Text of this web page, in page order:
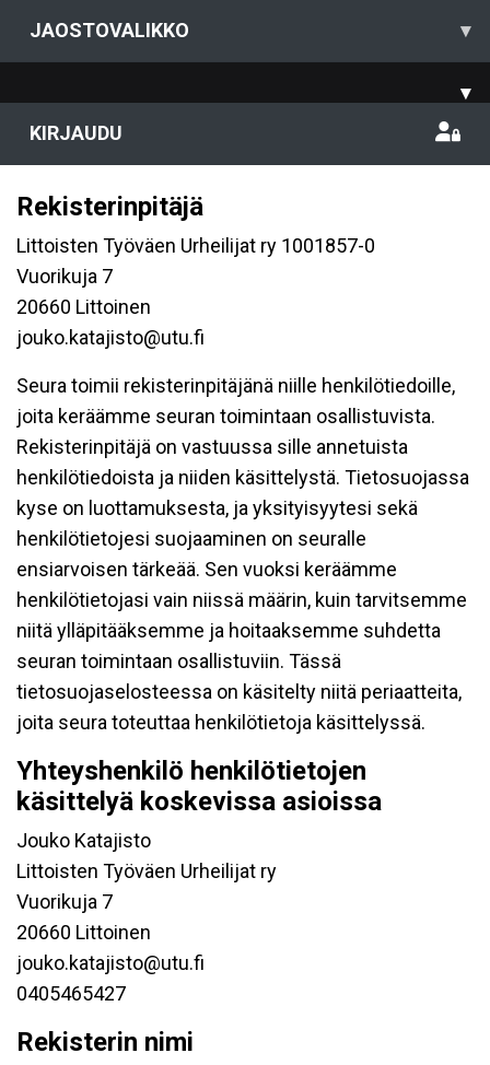
JAOSTOVALIKKO ▾
▾
KIRJAUDU
Rekisterinpitäjä
Littoisten Työväen Urheilijat ry 1001857-0
Vuorikuja 7
20660 Littoinen
jouko.katajisto@utu.fi
Seura toimii rekisterinpitäjänä niille henkilötiedoille,
joita keräämme seuran toimintaan osallistuvista.
Rekisterinpitäjä on vastuussa sille annetuista
henkilötiedoista ja niiden käsittelystä. Tietosuojassa
kyse on luottamuksesta, ja yksityisyytesi sekä
henkilötietojesi suojaaminen on seuralle
ensiarvoisen tärkeää. Sen vuoksi keräämme
henkilötietojasi vain niissä määrin, kuin tarvitsemme
niitä ylläpitääksemme ja hoitaaksemme suhdetta
seuran toimintaan osallistuviin. Tässä
tietosuojaselosteessa on käsitelty niitä periaatteita,
joita seura toteuttaa henkilötietoja käsittelyssä.
Yhteyshenkilö henkilötietojen
käsittelyä koskevissa asioissa
Jouko Katajisto
Littoisten Työväen Urheilijat ry
Vuorikuja 7
20660 Littoinen
jouko.katajisto@utu.fi
0405465427
Rekisterin nimi